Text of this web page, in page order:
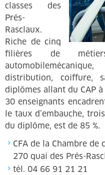
classes des
Prés-
Rasclaux.
Riche de cinq
filières de métiers
distribution, coiffure,
diplômes allant du CAP à
30 enseignants
le taux d’embauche,
du diplôme, est de 85 %.
CFA de la Chambre de
270 quai des Prés-
tél. 04 66 91 21 21